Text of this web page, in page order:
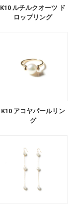
K10 ルチルクオーツ ド
ロップリング
K10 アコヤパールリン
グ